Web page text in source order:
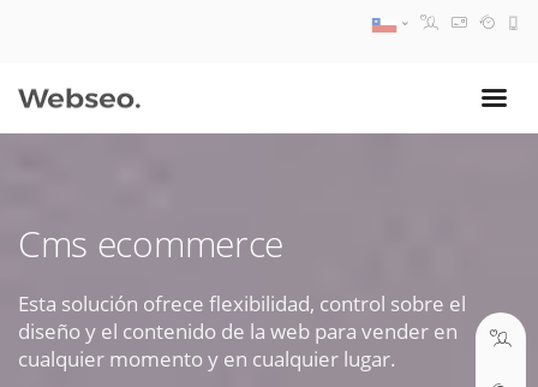
Cms ecommerce
Esta solución ofrece flexibilidad, control sobre el
diseño y el contenido de la web para vender en
cualquier momento y en cualquier lugar.
09:30 AM A 18:30 PM
soporte@webseo.cl